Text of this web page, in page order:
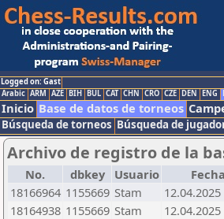
Logged on: Gast
Arabic ARM AZE BIH BUL CAT CHN CRO CZE DEN ENG
Inicio Base de datos de torneos
Búsqueda de torneos Búsqueda de
Archivo de registro de la
No. dbkey Usuario Fecha
18166964 1155669 Stam
18164938 1155669 Stam